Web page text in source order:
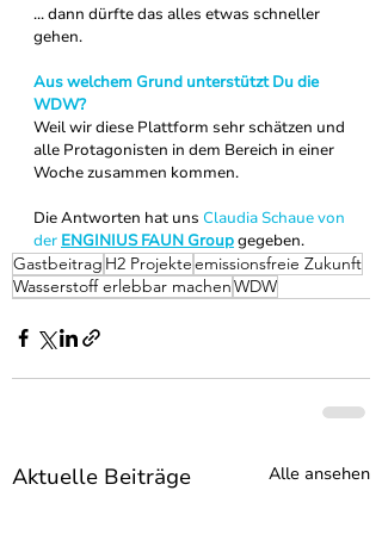
... dann dürfte das alles etwas schneller
gehen.
Aus welchem Grund unterstützt Du die
WDW?
Weil wir diese Plattform sehr schätzen und
alle Protagonisten in dem Bereich in einer
Woche zusammen kommen.
Die Antworten hat uns Claudia Schaue von
der ENGINIUS FAUN Groupgegeben.
Gastbeitrag H2 Projekteemissionsfreie Zukunft
Wasserstoff erlebbar machenWDW
Aktuelle Beiträge Alle ansehen